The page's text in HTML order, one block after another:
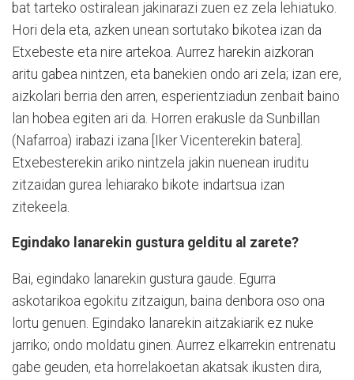
bat tarteko ostiralean jakinarazi zuen ez zela lehiatuko.
Hori dela eta, azken unean sortutako bikotea izan da
Etxebeste eta nire artekoa. Aurrez harekin aizkoran
aritu gabea nintzen, eta banekien ondo ari zela; izan ere,
aizkolari berria den arren, esperientziadun zenbait baino
lan hobea egiten ari da. Horren erakusle da Sunbillan
(Nafarroa) irabazi izana [Iker Vicenterekin batera].
Etxebesterekin ariko nintzela jakin nuenean iruditu
zitzaidan gurea lehiarako bikote indartsua izan
zitekeela.
Egindako lanarekin gustura gelditu al zarete?
Bai, egindako lanarekin gustura gaude. Egurra
askotarikoa egokitu zitzaigun, baina denbora oso ona
lortu genuen. Egindako lanarekin aitzakiarik ez nuke
jarriko; ondo moldatu ginen. Aurrez elkarrekin entrenatu
gabe geuden, eta horrelakoetan akatsak ikusten dira,